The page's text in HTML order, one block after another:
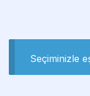
Seçiminizle